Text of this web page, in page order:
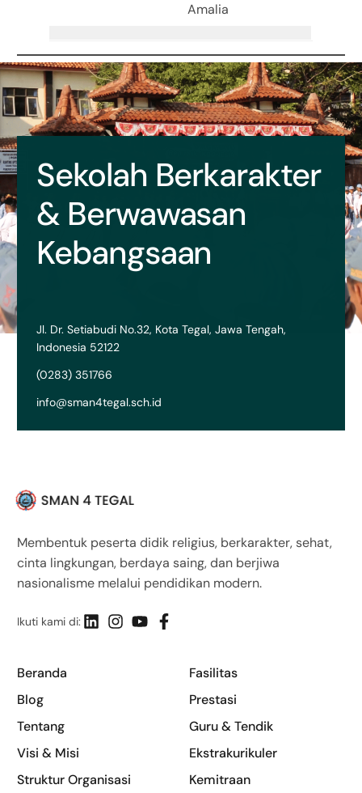
Amalia
Sekolah Berkarakter
& Berwawasan
Kebangsaan
Jl. Dr. Setiabudi No.32, Kota Tegal, Jawa Tengah,
Indonesia 52122
(0283) 351766
info@sman4tegal.sch.id
Membentuk peserta didik religius, berkarakter, sehat,
cinta lingkungan, berdaya saing, dan berjiwa
nasionalisme melalui pendidikan modern.
Ikuti kami di:
Beranda
Blog
Tentang
Visi & Misi
Struktur Organisasi
Fasilitas
Prestasi
Guru & Tendik
Ekstrakurikuler
Kemitraan